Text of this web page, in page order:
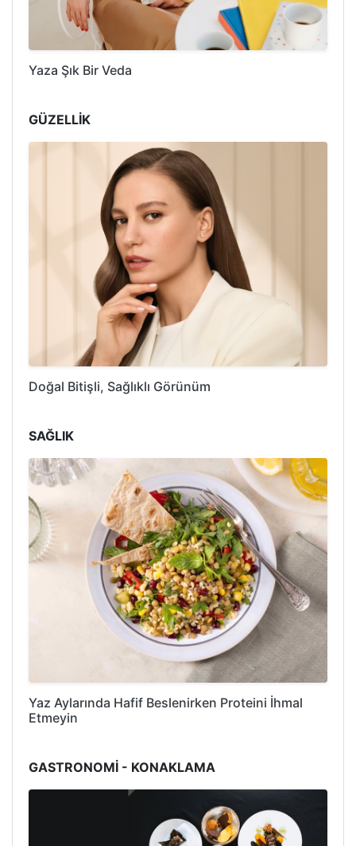
Yaza Şık Bir Veda
GÜZELLİK
Doğal Bitişli, Sağlıklı Görünüm
SAĞLIK
Yaz Aylarında Hafif Beslenirken Proteini İhmal
Etmeyin
GASTRONOMİ - KONAKLAMA